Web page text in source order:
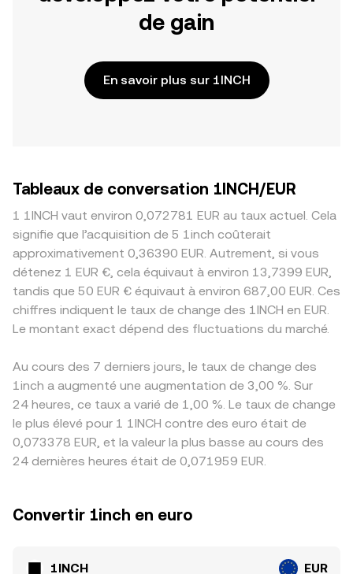
de gain
En savoir plus sur 1INCH
Tableaux de conversation 1INCH/EUR
1 1INCH vaut environ 0,072781 EUR au taux actuel. Cela
signifie que l’acquisition de 5 1inch coûterait
approximativement 0,36390 EUR. Autrement, si vous
détenez 1 EUR €, cela équivaut à environ 13,7399 EUR,
tandis que 50 EUR € équivaut à environ 687,00 EUR. Ces
chiffres indiquent le taux de change des 1INCH en EUR.
Le montant exact dépend des fluctuations du marché.
Au cours des 7 derniers jours, le taux de change des
1inch a augmenté une augmentation de 3,00 %. Sur
24 heures, ce taux a varié de 1,00 %. Le taux de change
le plus élevé pour 1 1INCH contre des euro était de
0,073378 EUR, et la valeur la plus basse au cours des
24 dernières heures était de 0,071959 EUR.
Convertir 1inch en euro
1INCH EUR